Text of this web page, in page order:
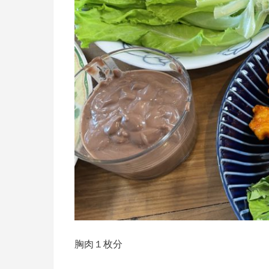
胸肉１枚分